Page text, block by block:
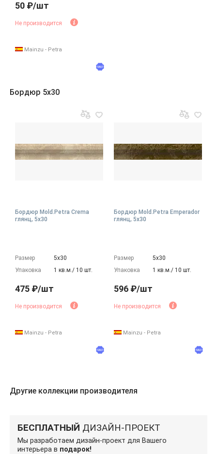
50 ₽/шт
Не производится
Mainzu - Petra
Бордюр 5x30
Бордюр Mold.Petra Crema
глянц, 5x30
Размер
5х30
Упаковка
1 кв.м./ 10 шт.
475 ₽/шт
Не производится
Mainzu - Petra
Бордюр Mold.Petra Emperador
глянц, 5x30
Размер
5х30
Упаковка
1 кв.м./ 10 шт.
596 ₽/шт
Не производится
Mainzu - Petra
Другие коллекции производителя
БЕСПЛАТНЫЙ ДИЗАЙН-ПРОЕКТ
Мы разработаем дизайн-проект для Вашего
интерьера в подарок!